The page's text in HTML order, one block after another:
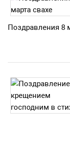
Поздравления 8